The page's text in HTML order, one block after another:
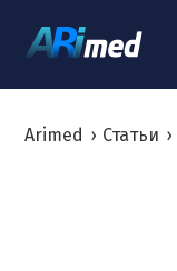
Arimed › Статьи ›